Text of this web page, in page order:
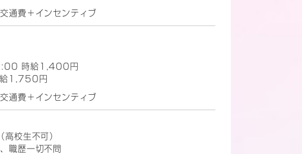
通費＋インセンティブ
時給1,400円
1,750円
通費＋インセンティブ
高校生不可）
職歴一切不問